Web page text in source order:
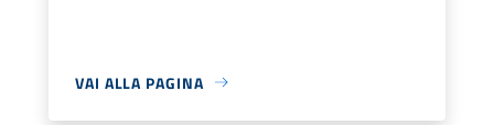
VAI ALLA PAGINA